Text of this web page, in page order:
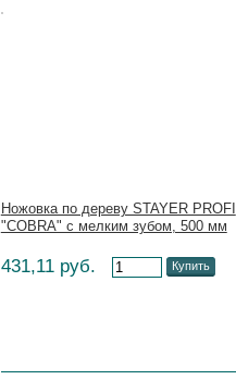
Ножовка по дереву STAYER PROFI
"COBRA" с мелким зубом, 500 мм
431,11 руб. Купить